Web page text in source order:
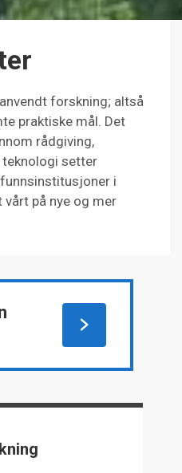
forskning; altså
praktiske mål. Det
rådgiving,
teknologi setter
i
på nye og mer